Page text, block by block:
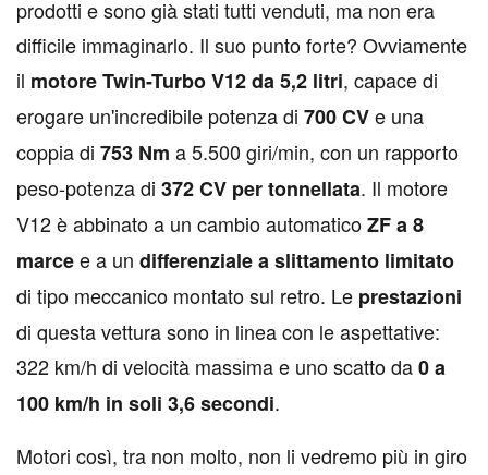
prodotti e sono già stati tutti venduti, ma non era
difficile immaginarlo. Il suo punto forte? Ovviamente
il motore Twin-Turbo V12 da 5,2 litri, capace di
erogare un'incredibile potenza di 700 CVe una
coppia di 753 Nm a 5.500 giri/min, con un rapporto
peso-potenza di 372 CV per tonnellata. Il motore
V12 è abbinato a un cambio automaticoZF a 8
marcee a un differenziale a slittamento limitato
di tipo meccanico montato sul retro. Le prestazioni
di questa vettura sono in linea con le aspettative:
322 km/h di velocità massima e uno scatto da0 a
100 km/h in soli 3,6 secondi.
Motori così, tra non molto, non li vedremo più in giro